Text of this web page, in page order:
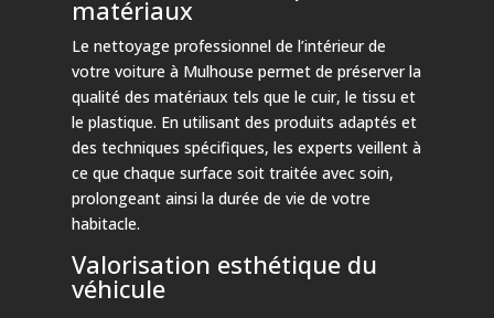
matériaux
Le nettoyage professionnel de l’intérieur de
votre voiture à Mulhouse permet de préserver la
qualité des matériaux tels que le cuir, le tissu et
le plastique. En utilisant des produits adaptés et
des techniques spécifiques, les experts veillent à
ce que chaque surface soit traitée avec soin,
prolongeant ainsi la durée de vie de votre
habitacle.
Valorisation esthétique du
véhicule